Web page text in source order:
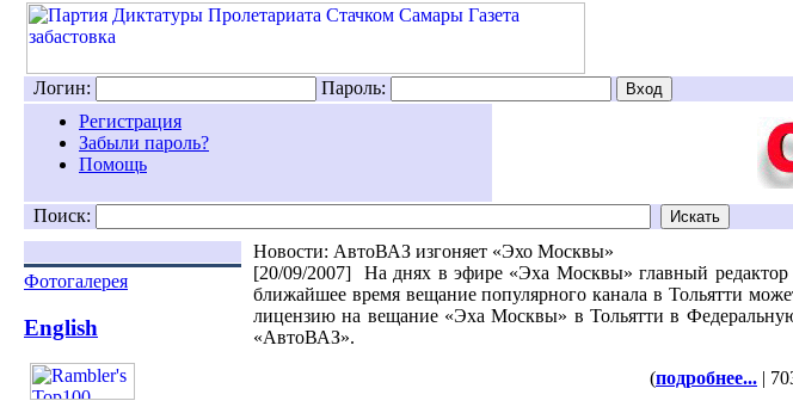
Логин:
Пароль:
Регистрация
Забыли пароль?
Помощь
Поиск:
Фотогалерея
English
Новости: АвтоВАЗ изгоняет «Эхо Москвы»
[20/09/2007]
На днях в эфире «Эха Москвы» главный
ближайшее время вещание популярного канала в Тольятти
лицензию на вещание «Эха Москвы» в Тольятти в
«АвтоВАЗ».
(подробнее... |